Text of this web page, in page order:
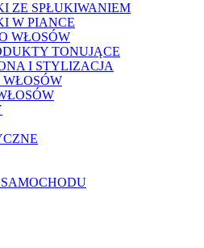
ZE SPŁUKIWANIEM
W PIANCE
WŁOSÓW
TONUJĄCE
I STYLIZACJA